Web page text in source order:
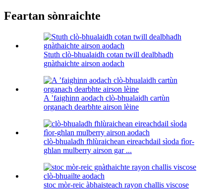
Feartan sònraichte
Stuth clò-bhualaidh cotan twill dealbhadh
gnàthaichte airson aodach
A ’faighinn aodach clò-bhualaidh cartùn
organach dearbhte airson lèine
clò-bhualadh fhlùraichean eireachdail sìoda fìor-
ghlan mulberry airson gar ...
stoc mòr-reic àbhaisteach rayon challis viscose